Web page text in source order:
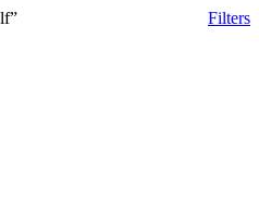
Filters